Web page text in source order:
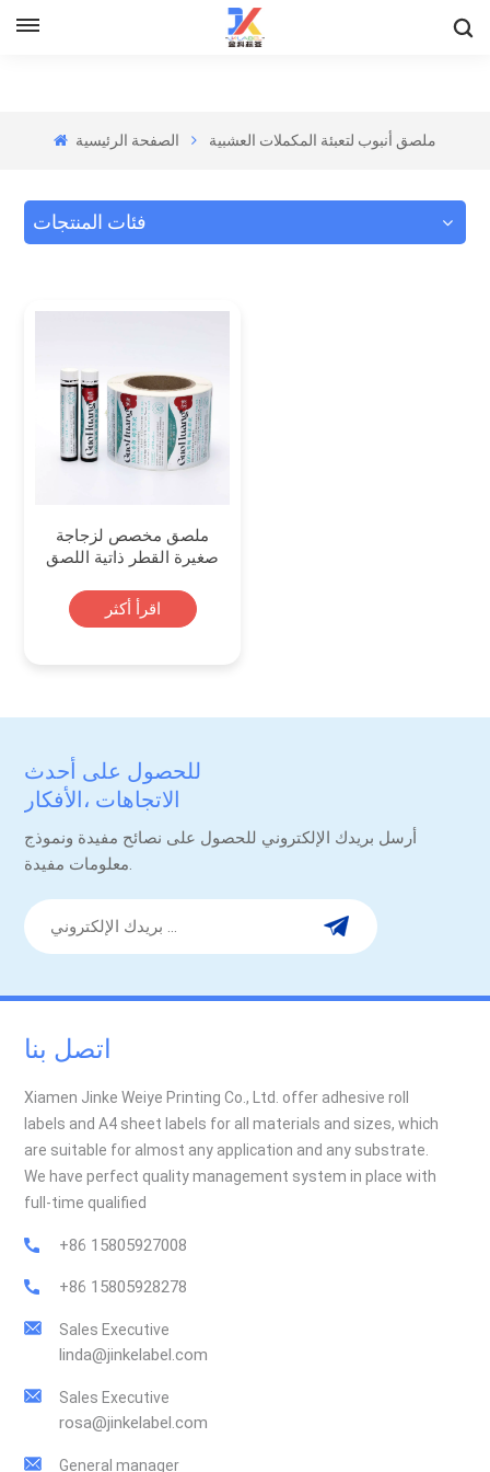
الصفحة الرئيسية ملصق أنبوب لتعبئة المكملات العشبية
فئات المنتجات
ملصق مخصص لزجاجة
صغيرة القطر ذاتية اللصق
والمشروبات
اقرأ أكثر
للحصول على أحدث
الاتجاهات ،الأفكار
أرسل بريدك الإلكتروني للحصول على نصائح مفيدة ونموذج
معلومات مفيدة.
اتصل بنا
Xiamen Jinke Weiye Printing Co., Ltd. offer adhesive roll
labels and A4 sheet labels for all materials and sizes, which
are suitable for almost any application and any substrate.
We have perfect quality management system in place with
full-time qualified
+86 15805927008
+86 15805928278
Sales Executive
linda@jinkelabel.com
Sales Executive
rosa@jinkelabel.com
General manager